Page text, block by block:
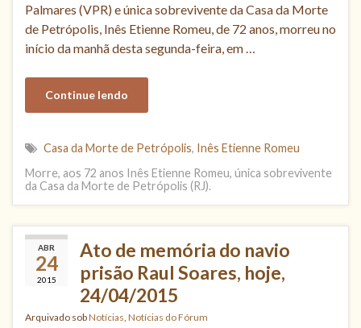
Palmares (VPR) e única sobrevivente da Casa da Morte
de Petrópolis, Inês Etienne Romeu, de 72 anos, morreu no
início da manhã desta segunda-feira, em …
Continue lendo
Casa da Morte de Petrópolis, Inês Etienne Romeu
Morre, aos 72 anos Inês Etienne Romeu, única sobrevivente
da Casa da Morte de Petrópolis (RJ).
ABR
24
2015
Ato de memória do navio
prisão Raul Soares, hoje,
24/04/2015
Arquivado sobNotícias Notícias do Fórum